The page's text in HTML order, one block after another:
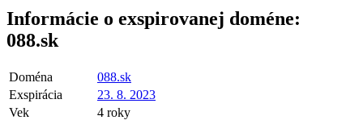
Informácie o exspirovanej doméne:
088.sk
Doména
088.sk
Exspirácia
23. 8. 2023
Vek
4 roky